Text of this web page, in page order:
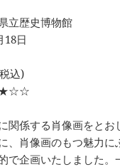
立歴史博物館
18日
込)
関係する肖像画をとお
、肖像画のもつ魅力に
で企画いたしました。